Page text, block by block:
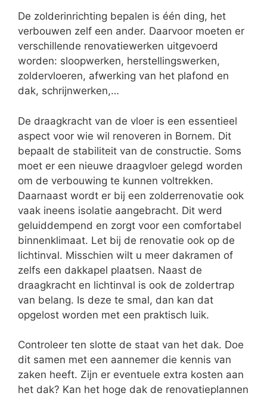
De zolderinrichting bepalen is één ding, het
verbouwen zelf een ander. Daarvoor moeten er
verschillende renovatiewerken uitgevoerd
worden: sloopwerken, herstellingswerken,
zoldervloeren, afwerking van het plafond en
dak, schrijnwerken,…
De draagkracht van de vloer is een essentieel
aspect voor wie wil renoveren in Bornem. Dit
bepaalt de stabiliteit van de constructie. Soms
moet er een nieuwe draagvloer gelegd worden
om de verbouwing te kunnen voltrekken.
Daarnaast wordt er bij een zolderrenovatie ook
vaak ineens isolatie aangebracht. Dit werd
geluiddempend en zorgt voor een comfortabel
binnenklimaat. Let bij de renovatie ook op de
lichtinval. Misschien wilt u meer dakramen of
zelfs een dakkapel plaatsen. Naast de
draagkracht en lichtinval is ook de zoldertrap
van belang. Is deze te smal, dan kan dat
opgelost worden met een praktisch luik.
Controleer ten slotte de staat van het dak. Doe
dit samen met een aannemer die kennis van
zaken heeft. Zijn er eventuele extra kosten aan
het dak? Kan het hoge dak de renovatieplannen